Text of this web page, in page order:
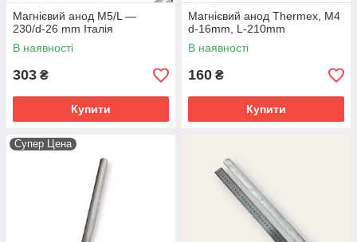
Магнієвий анод М5/L —
230/d-26 mm Італія
В наявності
303 ₴
Купити
Магнієвий анод Thermex, M4
d-16mm, L-210mm
В наявності
160 ₴
Купити
Супер Цена